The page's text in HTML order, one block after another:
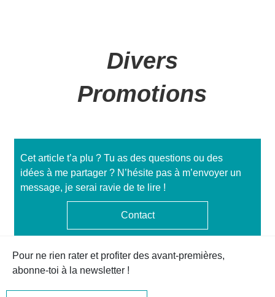
Divers
Promotions
Cet article t’a plu ? Tu as des questions ou des
idées à me partager ? N’hésite pas à m’envoyer un
message, je serai ravie de te lire !
Contact
Pour ne rien rater et profiter des avant-premières,
abonne-toi à la newsletter !